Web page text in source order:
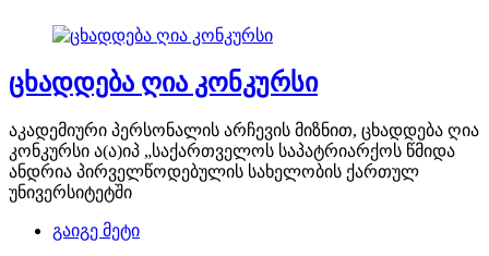
ცხადდება ღია კონკურსი
აკადემიური პერსონალის არჩევის მიზნით, ცხადდება ღია
კონკურსი ა(ა)იპ „საქართველოს საპატრიარქოს წმიდა
ანდრია პირველწოდებულის სახელობის ქართულ
უნივერსიტეტში
გაიგე მეტი